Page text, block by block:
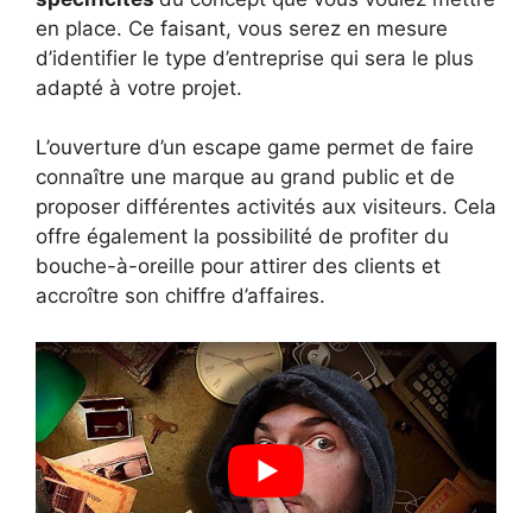
en place. Ce faisant, vous serez en mesure
d’identifier le type d’entreprise qui sera le plus
adapté à votre projet.
L’ouverture d’un escape game permet de faire
connaître une marque au grand public et de
proposer différentes activités aux visiteurs. Cela
offre également la possibilité de profiter du
bouche-à-oreille pour attirer des clients et
accroître son chiffre d’affaires.